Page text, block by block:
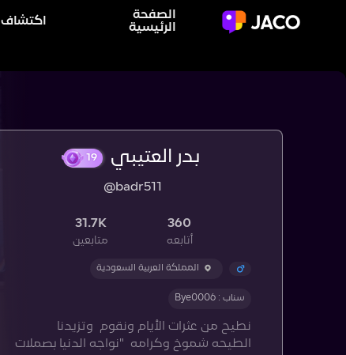
الصفحة
الرئيسية
اكتشاف
بدر العتيبي
@badr511
360
أتابعه
31.7K
متابعين
المملكة العربية السعودية
سناب : Bye0006
نطيح من عثرات الأيام ونقوم ‏وتزيدنا
الطيحه شموخ وكرامه ‏"نواجه الدنيا بصملات